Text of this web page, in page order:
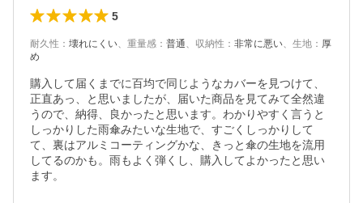
5
耐久性 ： 壊れにくい、 重量感 ： 普通、 収納性 ： 非常に悪い、 生地 ： 厚
め
購入して届くまでに百均で同じようなカバーを見つけて、
正直あっ、と思いましたが、届いた商品を見てみて全然違
うので、納得、良かったと思います。わかりやすく言うと
しっかりした雨傘みたいな生地で、すごくしっかりして
て、裏はアルミコーティングかな、きっと傘の生地を流用
してるのかも。雨もよく弾くし、購入してよかったと思い
ます。